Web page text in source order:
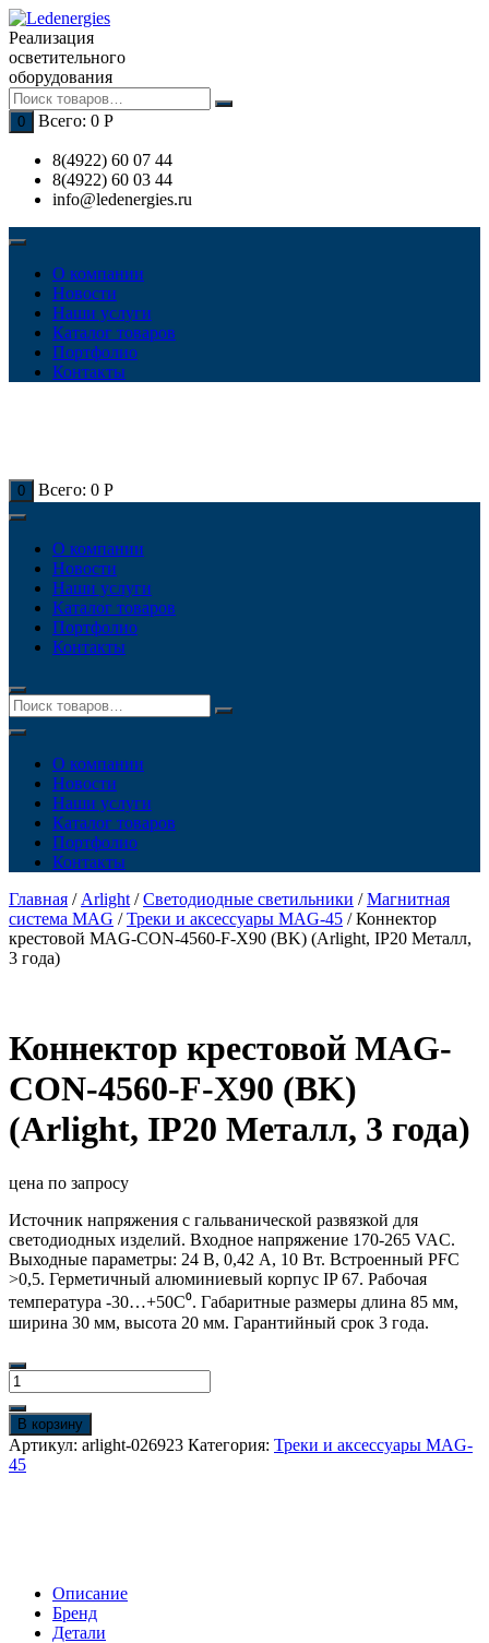
Перейти
к
содержимому
Реализация
осветительного
оборудования
0 Всего: 0 Р
8(4922) 60 07 44
8(4922) 60 03 44
info@ledenergies.ru
О компании
Новости
Наши услуги
Каталог товаров
Портфолио
Контакты
0 Всего: 0 Р
О компании
Новости
Наши услуги
Каталог товаров
Портфолио
Контакты
О компании
Новости
Наши услуги
Каталог товаров
Портфолио
Контакты
Главная / Arlight /Светодиодные светильники /Магнитная
система MAG /Треки и аксессуары MAG-45 / Коннектор
крестовой MAG-CON-4560-F-X90 (BK) (Arlight, IP20 Металл,
3 года)
Коннектор крестовой MAG-
CON-4560-F-X90 (BK)
(Arlight, IP20 Металл, 3 года)
цена по запросу
Источник напряжения с гальванической развязкой для
светодиодных изделий. Входное напряжение 170-265 VAC.
Выходные параметры: 24 В, 0,42 А, 10 Вт. Встроенный PFC
>0,5. Герметичный алюминиевый корпус IP 67. Рабочая
температура -30…+50C⁰. Габаритные размеры длина 85 мм,
ширина 30 мм, высота 20 мм. Гарантийный срок 3 года.
Количество
товара
Коннектор
крестовой
MAG-
CON-
IP20
Металл,
В корзину
Артикул: arlight-026923 Категория: Треки и аксессуары MAG-
45
Описание
Бренд
Детали